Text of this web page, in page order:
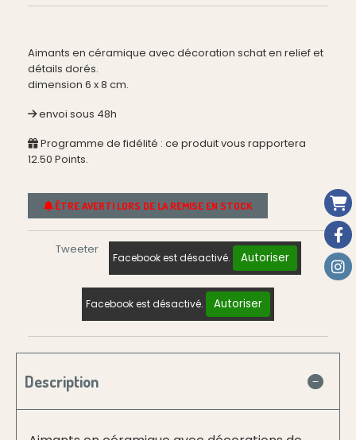
Aimants en céramique avec décoration schat en relief et
détails dorés.
dimension 6 x 8 cm.
envoi sous 48h
Programme de fidélité : ce produit vous rapportera
12.50 Points.
ÊTRE AVERTI LORS DE LA REMISE EN STOCK
Tweeter
Facebook est désactivé. Autoriser
Facebook est désactivé. Autoriser
Description